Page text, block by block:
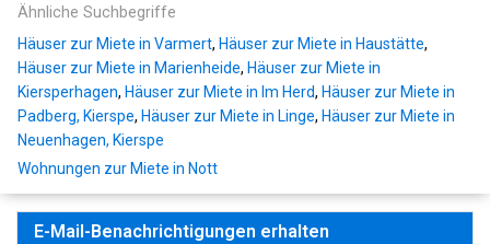
Ähnliche Suchbegriffe
Häuser zur Miete in Varmert, Häuser zur Miete in Haustätte,
Häuser zur Miete in Marienheide, Häuser zur Miete in
Kiersperhagen, Häuser zur Miete in Im Herd, Häuser zur Miete in
Padberg, Kierspe, Häuser zur Miete in Linge, Häuser zur Miete in
Neuenhagen, Kierspe
Wohnungen zur Miete in Nott
E-Mail-Benachrichtigungen erhalten